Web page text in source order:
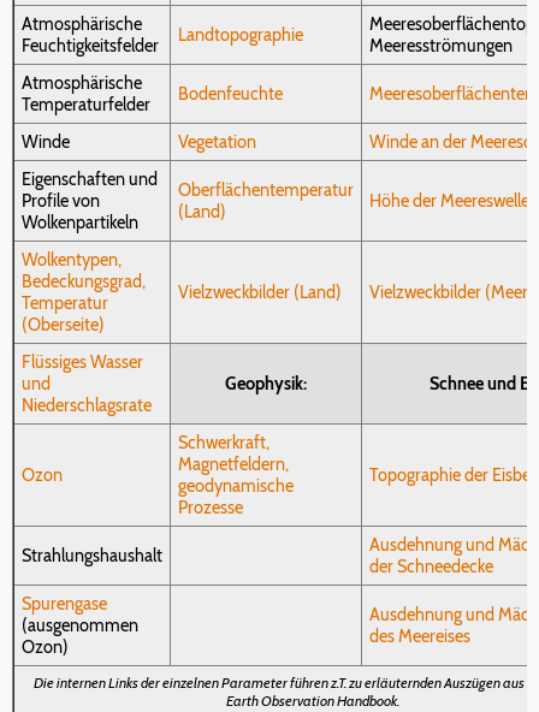
Atmosphärische
Feuchtigkeitsfelder
Landtopographie
Meeresströmungen
Atmosphärische
Temperaturfelder
Bodenfeuchte
Winde Vegetation
Winde an der
Eigenschaften und
Profile von
Wolkenpartikeln
Oberflächentemperatur
(Land)
Höhe der Meereswellen
Wolkentypen,
Bedeckungsgrad,
Temperatur
(Oberseite)
Vielzweckbilder (Land) Vielzweckbilder (Meer)
Flüssiges Wasser
und
Niederschlagsrate
Geophysik: Schnee und
Ozon
Schwerkraft,
Magnetfeldern,
geodynamische
Prozesse
Topographie der
Strahlungshaushalt
Ausdehnung und
der Schneedecke
Spurengase
(ausgenommen
Ozon)
Ausdehnung und
des Meereises
Die internen Links der einzelnen Parameter führen z.T. zu erläuternden Auszügen aus
Earth Observation Handbook.